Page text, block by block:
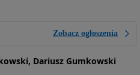
Zobacz ogłoszenia
Dariusz Gumkowski